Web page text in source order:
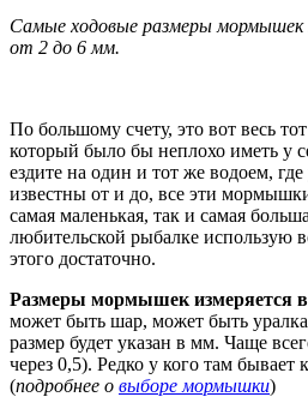
Самые ходовые размеры мормышек
от 2 до 6 мм.
По большому счету, это вот весь
который было бы неплохо иметь у
ездите на один и тот же водоем,
известны от и до, все эти
самая маленькая, так и самая
любительской рыбалке использую
этого достаточно.
Размеры мормышек измеряется в
может быть шар, может быть
размер будет указан в мм. Чаще
через 0,5). Редко у кого там
(подробнее о выборе мормышки)